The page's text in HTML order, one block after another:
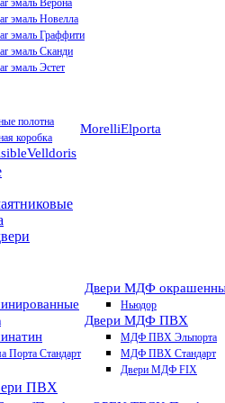
эмаль Верона
эмаль Новелла
эмаль Граффити
эмаль Сканди
эмаль Эстет
полотна
коробка
Velldoris
MorelliElporta
Порта Стандарт
Двери МДФ
Ньюдор
Двери МДФ ПВХ
МДФ ПВХ Эльпорта
МДФ ПВХ Стандарт
Двери МДФ FIX
ПВХ